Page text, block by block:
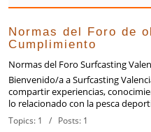
Normas del Foro de
Cumplimiento
Normas del Foro Surfcasting
Bienvenido/a a Surfcasting
compartir experiencias,
lo relacionado con la pesca
Topics: 1 / Posts: 1